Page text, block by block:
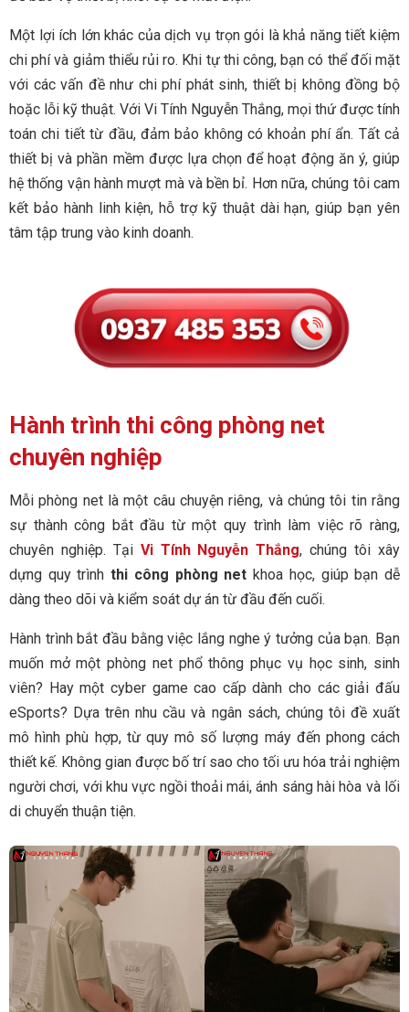
Một lợi ích lớn khác của dịch vụ trọn gói là khả năng tiết kiệm
chi phí và giảm thiểu rủi ro. Khi tự thi công, bạn có thể đối mặt
với các vấn đề như chi phí phát sinh, thiết bị không đồng bộ
hoặc lỗi kỹ thuật. Với Vi Tính Nguyễn Thắng, mọi thứ được tính
toán chi tiết từ đầu, đảm bảo không có khoản phí ẩn. Tất cả
thiết bị và phần mềm được lựa chọn để hoạt động ăn ý, giúp
hệ thống vận hành mượt mà và bền bỉ. Hơn nữa, chúng tôi cam
kết bảo hành linh kiện, hỗ trợ kỹ thuật dài hạn, giúp bạn yên
tâm tập trung vào kinh doanh.
Hành trình thi công phòng net
chuyên nghiệp
Mỗi phòng net là một câu chuyện riêng, và chúng tôi tin rằng
sự thành công bắt đầu từ một quy trình làm việc rõ ràng,
chuyên nghiệp. Tại Vi Tính Nguyễn Thắng, chúng tôi xây
dựng quy trìnhthi công phòng net khoa học, giúp bạn dễ
dàng theo dõi và kiểm soát dự án từ đầu đến cuối.
Hành trình bắt đầu bằng việc lắng nghe ý tưởng của bạn. Bạn
muốn mở một phòng net phổ thông phục vụ học sinh, sinh
viên? Hay một cyber game cao cấp dành cho các giải đấu
eSports? Dựa trên nhu cầu và ngân sách, chúng tôi đề xuất
mô hình phù hợp, từ quy mô số lượng máy đến phong cách
thiết kế. Không gian được bố trí sao cho tối ưu hóa trải nghiệm
người chơi, với khu vực ngồi thoải mái, ánh sáng hài hòa và lối
di chuyển thuận tiện.